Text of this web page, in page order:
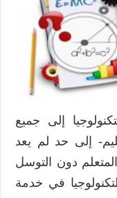
إلى جميع
إلى حد لم يعد
دون التوسل
في خدمة